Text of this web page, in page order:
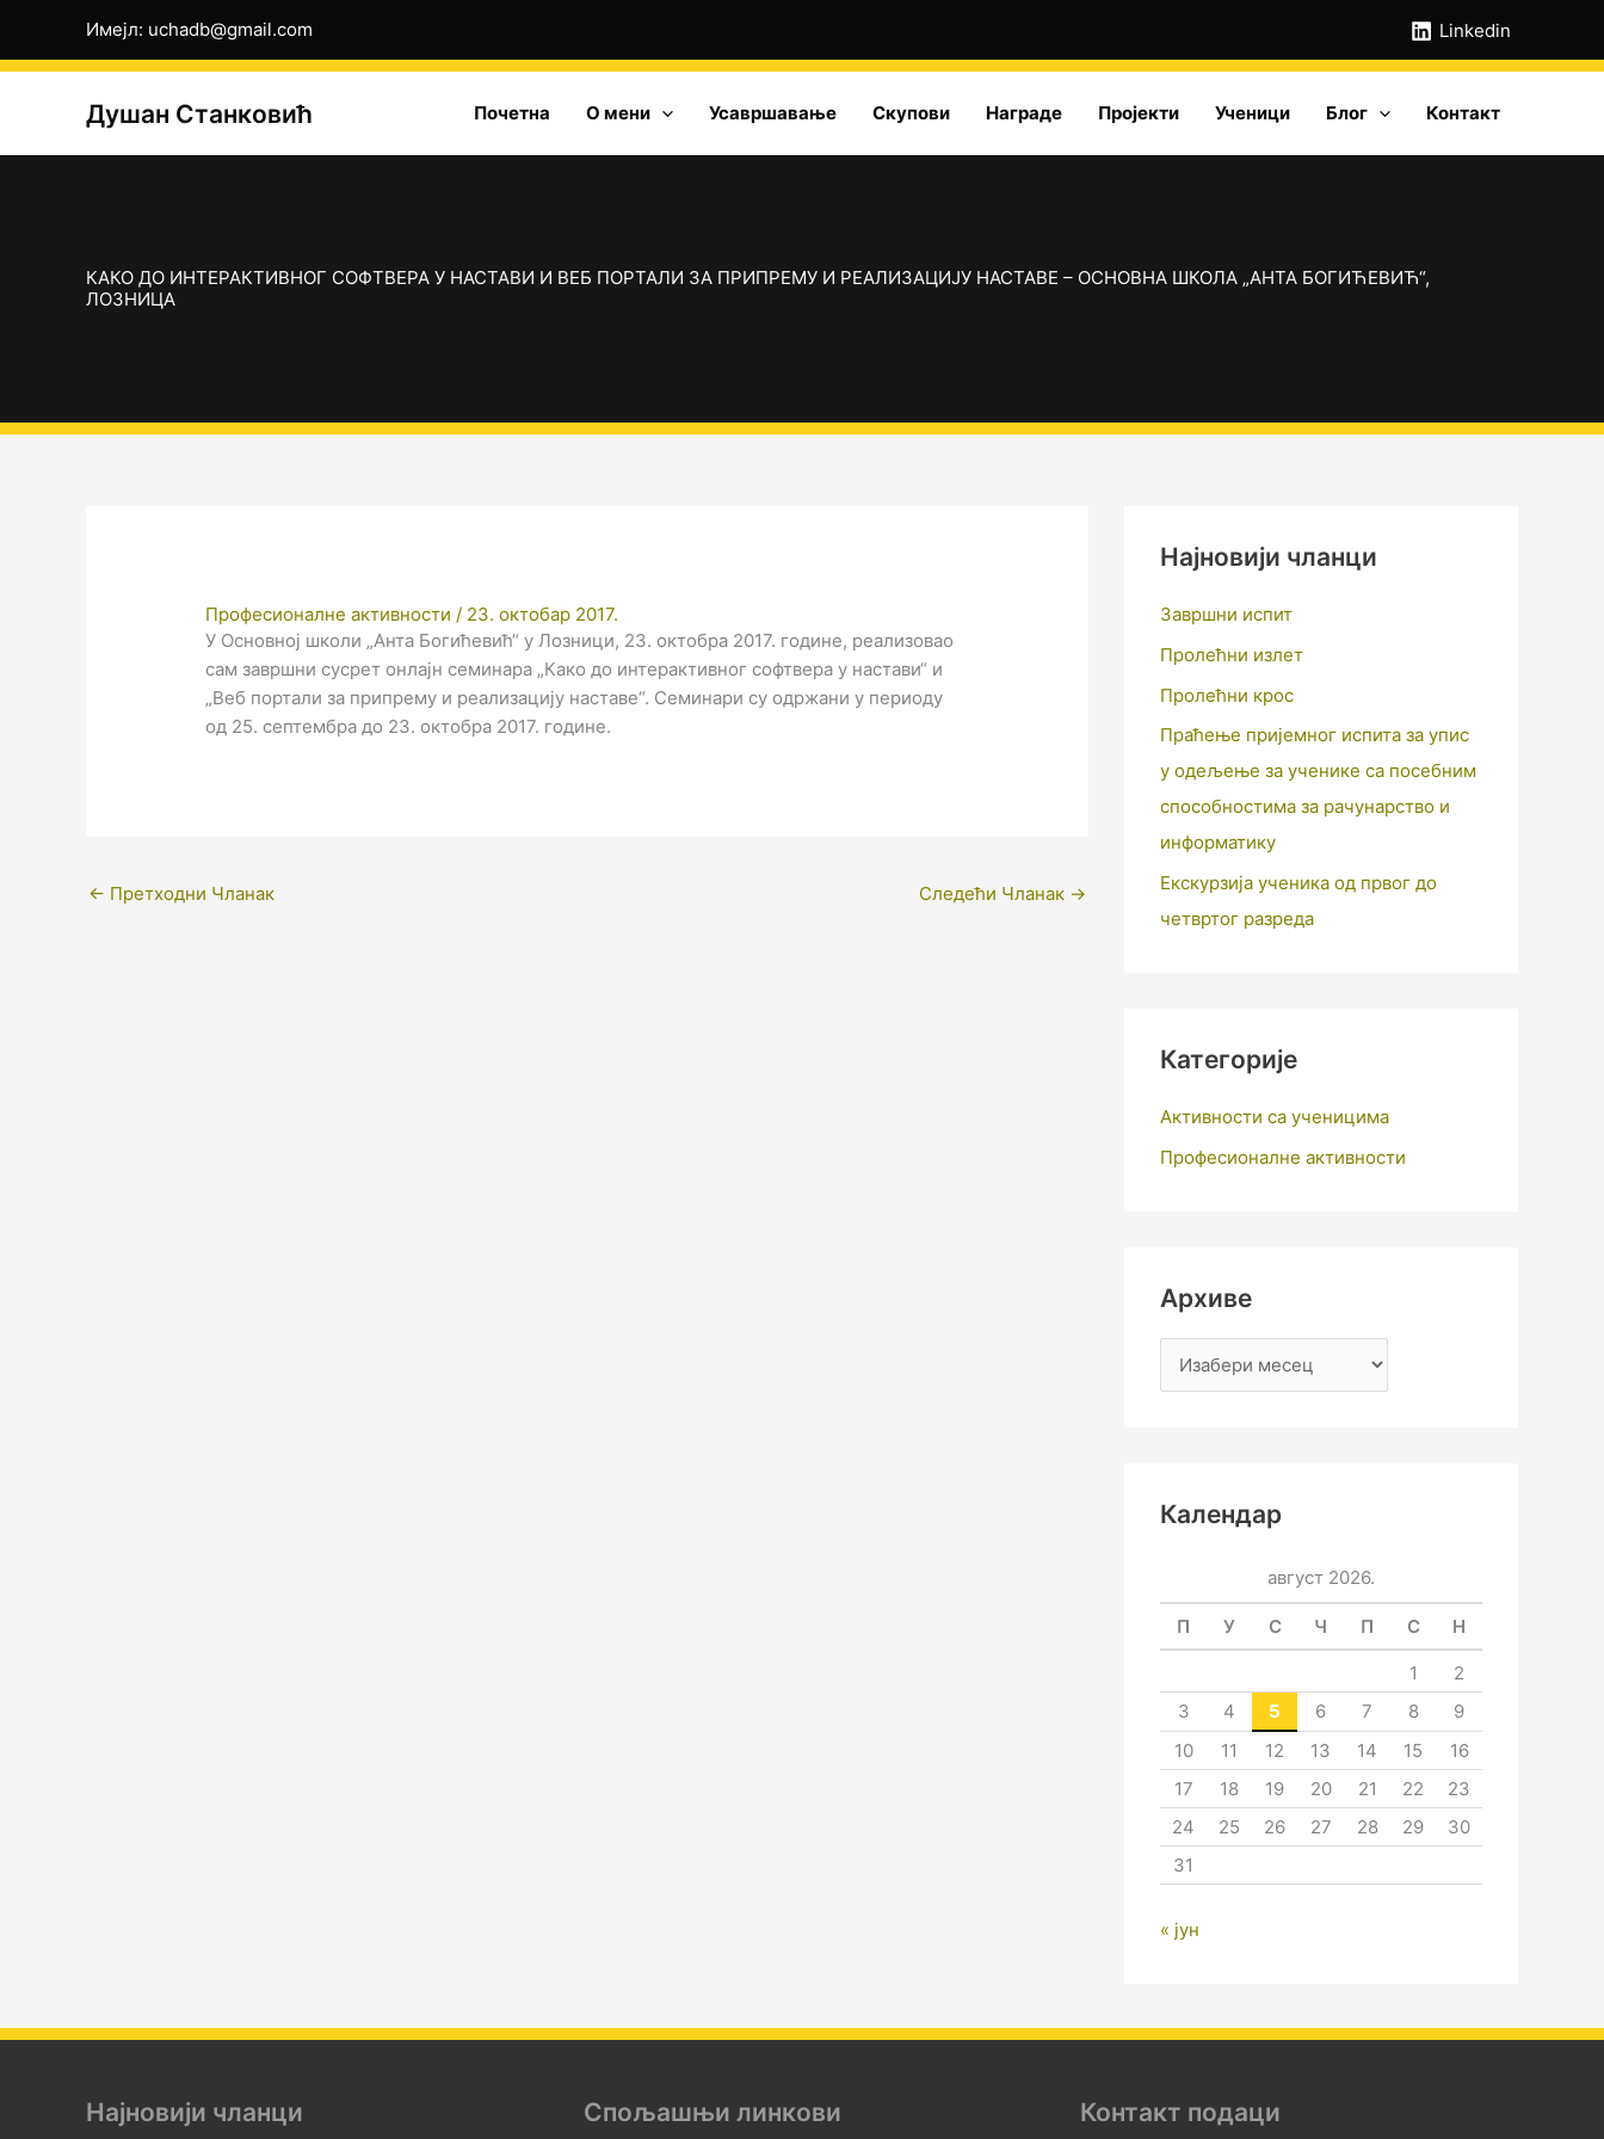
садржај
Имејл: uchadb@gmail.com Linkedin
Душан Станковић Почетна О мени Усавршавање Скупови Награде Пројекти Ученици Блог Контакт
КАКО ДО ИНТЕРАКТИВНОГ СОФТВЕРА У НАСТАВИ И ВЕБ ПОРТАЛИ ЗА ПРИПРЕМУ И РЕАЛИЗАЦИЈУ НАСТАВЕ – ОСНОВНА ШКОЛА „АНТА БОГИЋЕВИЋ“,
ЛОЗНИЦА
Професионалне активности / 23. октобар 2017.
У Основној школи „Aнта Богићевић“ у Лозници, 23. октобра 2017. године, реализоваo
сам завршни сусрет онлајн семинара „Како до интерактивног софтвера у настави“ и
„Веб портали за припрему и реализацију наставе“. Семинари су одржани у периоду
од 25. септембра до 23. октобра 2017. године.
← Претходни Чланак Следећи Чланак →
Најновији чланци
Завршни испит
Пролећни излет
Пролећни крос
Праћење пријемног испита за упис
у одељење за ученике са посебним
способностима за рачунарство и
информатику
Екскурзија ученика од првог до
четвртог разреда
Категорије
Активности са ученицима
Професионалне активности
Архиве
и
в
Календар
август 2026.
П У С Ч П С Н
1
2
3
4 5 6 7 8
9
10
11 12 13 14 15
16
17
18 19 20 21 22
23
24
25 26 27 28 29
30
31
« јун
Најновији чланци Спољашњи линкови Контакт подаци